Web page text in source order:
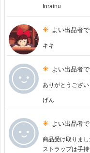
torainu
よい出品者
キキ
よい出品者
ありがとうござい
げん
よい出品者
商品受け取りまし
ストラップは手